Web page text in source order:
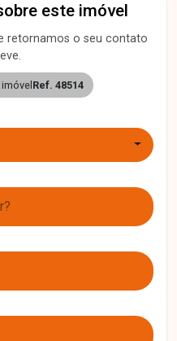
este imóvel
retornamos o seu contato
Ref. 48514